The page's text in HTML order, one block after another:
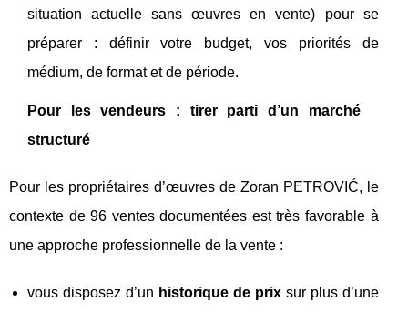
situation actuelle sans œuvres en vente) pour se
préparer : définir votre budget, vos priorités de
médium, de format et de période.
Pour les vendeurs : tirer parti d’un marché
structuré
Pour les propriétaires d’œuvres de Zoran PETROVIĆ, le
contexte de 96 ventes documentées est très favorable à
une approche professionnelle de la vente :
vous disposez d’un historique de prixsur plus d’une